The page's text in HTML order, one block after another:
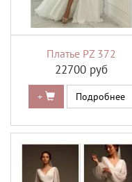
Платье PZ 372
22700 руб
+ Подробнее